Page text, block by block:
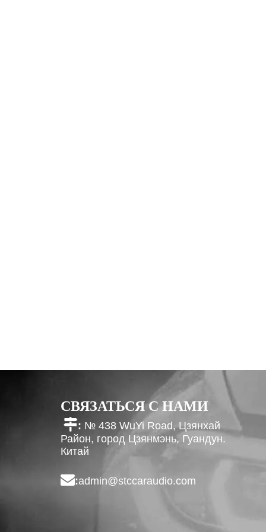
СВЯЗАТЬСЯ С НАМИ
: № 438 WuYi Road, Цзянхай
Район, город Цзянмэнь, Гуандун.
Китай
:admin@stccaraudio.com